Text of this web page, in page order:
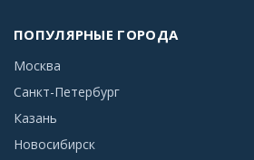
ПОПУЛЯРНЫЕ ГОРОДА
Москва
Санкт-Петербург
Казань
Новосибирск